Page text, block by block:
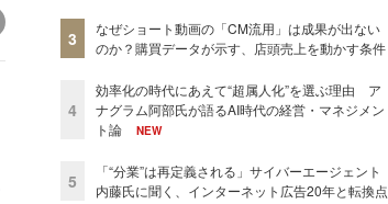
3
なぜショート動画の「CM流用」は成果が出ない
のか？購買データが示す、店頭売上を動かす条件
4
効率化の時代にあえて“超属人化”を選ぶ理由 ア
ナグラム阿部氏が語るAI時代の経営・マネジメン
ト論
NEW
5
「“分業”は再定義される」サイバーエージェント
内藤氏に聞く、インターネット広告20年と転換点